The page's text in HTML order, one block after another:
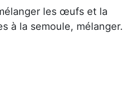
les œufs et la
à la semoule, mélanger.